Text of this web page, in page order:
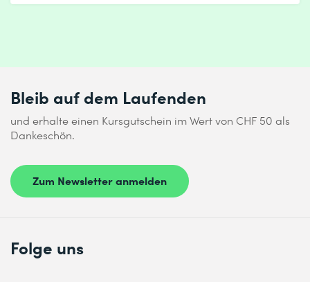
Bleib auf dem Laufenden
und erhalte einen Kursgutschein im Wert von CHF 50 als
Dankeschön.
Zum Newsletter anmelden
Folge uns